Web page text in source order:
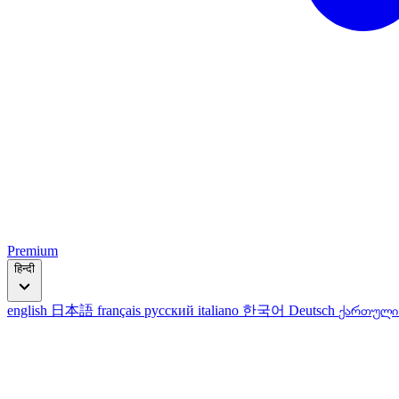
Premium
हिन्दी
english 日本語 français русский italiano 한국어 Deutsch ქართული